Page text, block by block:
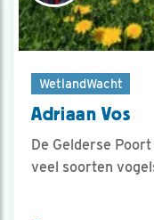
WetlandWacht
Adriaan Vos
De Gelderse
veel soorten